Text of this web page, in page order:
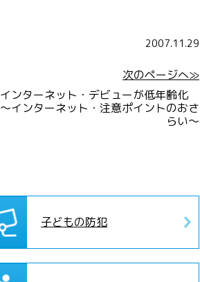
2007.11.29
次のページへ≫
インターネット・デビューが低年齢化
～インターネット・注意ポイントのおさ
らい～
子どもの防犯